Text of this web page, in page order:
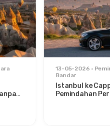
13-05-2026
Bandar
Istanbul ke
Pemindahan